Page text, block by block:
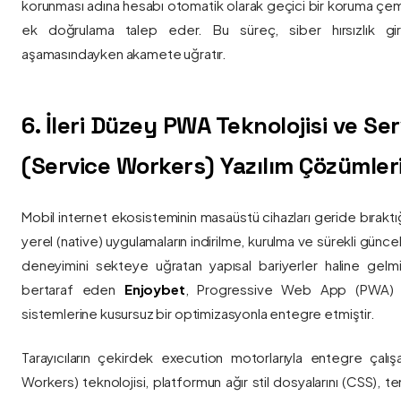
korunması adına hesabı otomatik olarak geçici bir koruma
ek doğrulama talep eder. Bu süreç, siber hırsızlık
aşamasındayken akamete uğratır.
6. İleri Düzey PWA Teknolojisi ve
(Service Workers) Yazılım
Mobil internet ekosisteminin masaüstü cihazları geride
yerel (native) uygulamaların indirilme, kurulma ve sürekli
deneyimini sekteye uğratan yapısal bariyerler haline
bertaraf eden Enjoybet , Progressive Web App (PWA)
sistemlerine kusursuz bir optimizasyonla entegre etmiştir.
Tarayıcıların çekirdek execution motorlarıyla entegre
Workers) teknolojisi, platformun ağır stil dosyalarını (CSS),